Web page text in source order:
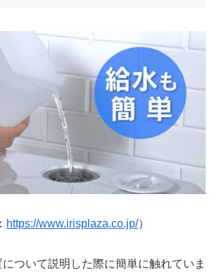
https://www.irisplaza.co.jp/）
ついて説明した際に簡単に触れていま